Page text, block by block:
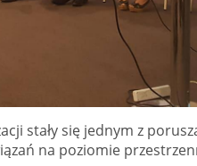
stały się jednym z
na poziomie